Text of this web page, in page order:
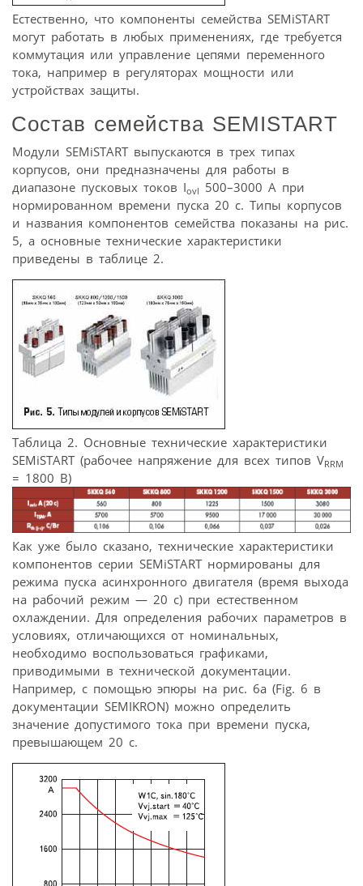
Естественно, что компоненты семейства SEMiSTART
могут работать в любых применениях, где требуется
коммутация или управление цепями переменного
тока, например в регуляторах мощности или
устройствах защиты.
Состав семейства SEMISTART
Модули SEMiSTART выпускаются в трех типах
корпусов, они предназначены для работы в
диапазоне пусковых токов Iovl 500–3000 А при
нормированном времени пуска 20 с. Типы корпусов
и названия компонентов семейства показаны на рис.
5, а основные технические характеристики
приведены в таблице 2.
Таблица 2. Основные технические характеристики
SEMiSTART (рабочее напряжение для всех типов VRRM
= 1800 B)
Как уже было сказано, технические характеристики
компонентов серии SEMiSTART нормированы для
режима пуска асинхронного двигателя (время выхода
на рабочий режим — 20 с) при естественном
охлаждении. Для определения рабочих параметров в
условиях, отличающихся от номинальных,
необходимо воспользоваться графиками,
приводимыми в технической документации.
Например, с помощью эпюры на рис. 6а (Fig. 6 в
документации SEMIKRON) можно определить
значение допустимого тока при времени пуска,
превышающем 20 с.